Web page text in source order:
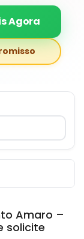
Agora
Amaro –
solicite